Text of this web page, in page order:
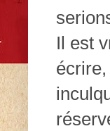
Il est